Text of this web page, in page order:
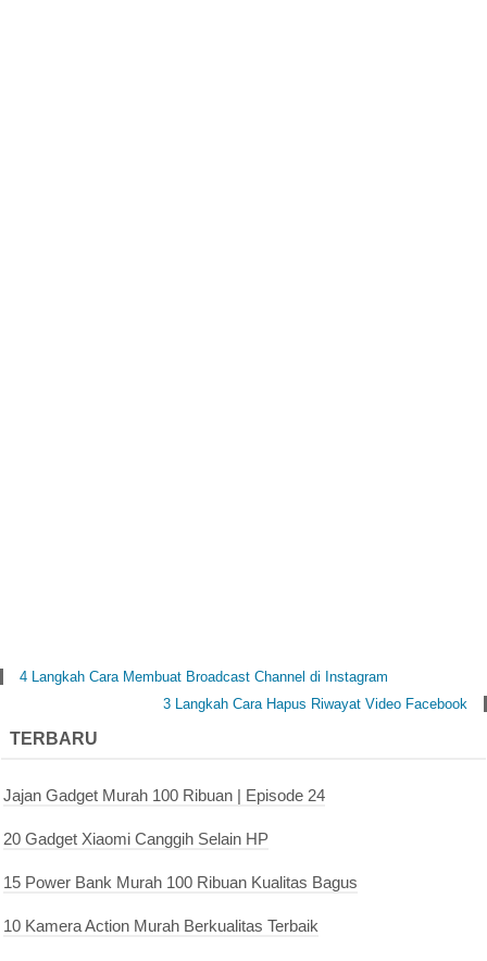
4 Langkah Cara Membuat Broadcast Channel di Instagram
3 Langkah Cara Hapus Riwayat Video Facebook
TERBARU
Jajan Gadget Murah 100 Ribuan | Episode 24
20 Gadget Xiaomi Canggih Selain HP
15 Power Bank Murah 100 Ribuan Kualitas Bagus
10 Kamera Action Murah Berkualitas Terbaik